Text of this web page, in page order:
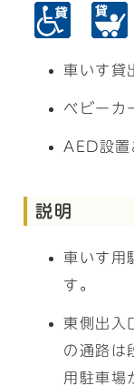
車いす貸
ベビーカ
AED設置
説明
車いす用
す。
東側出入
の通路は
用駐車場